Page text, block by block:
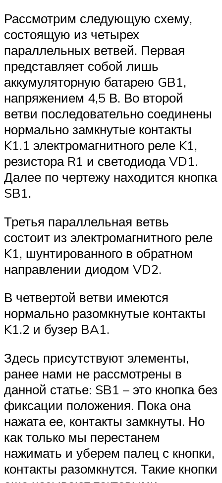
Рассмотрим следующую схему,
состоящую из четырех
параллельных ветвей. Первая
представляет собой лишь
аккумуляторную батарею GB1,
напряжением 4,5 В. Во второй
ветви последовательно соединены
нормально замкнутые контакты
K1.1 электромагнитного реле K1,
резистора R1 и светодиода VD1.
Далее по чертежу находится кнопка
SB1.
Третья параллельная ветвь
состоит из электромагнитного реле
K1, шунтированного в обратном
направлении диодом VD2.
В четвертой ветви имеются
нормально разомкнутые контакты
K1.2 и бузер BA1.
Здесь присутствуют элементы,
ранее нами не рассмотрены в
данной статье: SB1 – это кнопка без
фиксации положения. Пока она
нажата ее, контакты замкнуты. Но
как только мы перестанем
нажимать и уберем палец с кнопки,
контакты разомкнутся. Такие кнопки